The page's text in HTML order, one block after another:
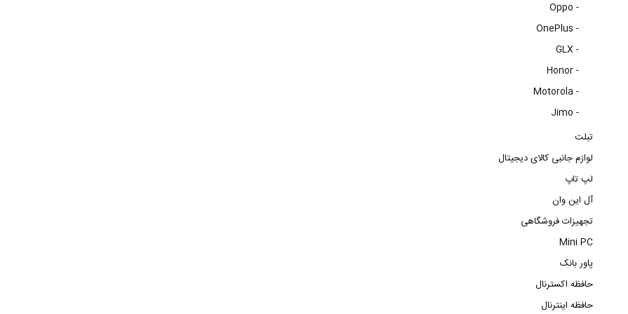
Oppo -
OnePlus -
GLX -
Honor -
Motorola -
Jimo -
تبلت
لوازم جانبی کالای دیجیتال
لپ تاپ
آل این وان
تجهیزات فروشگاهی
Mini PC
پاور بانک
حافظه اکسترنال
حافظه اینترنال